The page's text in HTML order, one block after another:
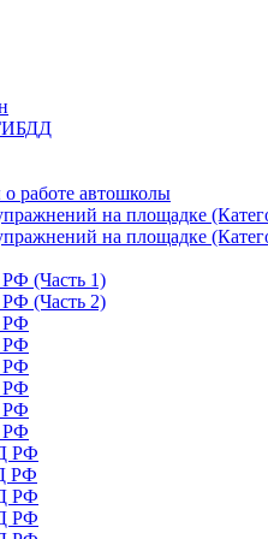
работе автошколы
на площадке
на площадке
(Часть 1)
(Часть 2)
РФ
РФ
РФ
РФ
РФ
РФ
РФ
РФ
РФ
РФ